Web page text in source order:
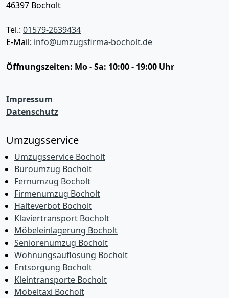
46397 Bocholt
Tel.: 01579-2639434
E-Mail: info@umzugsfirma-bocholt.de
Öffnungszeiten: Mo - Sa: 10:00 - 19:00 Uhr
Impressum
Datenschutz
Umzugsservice
Umzugsservice Bocholt
Büroumzug Bocholt
Fernumzug Bocholt
Firmenumzug Bocholt
Halteverbot Bocholt
Klaviertransport Bocholt
Möbeleinlagerung Bocholt
Seniorenumzug Bocholt
Wohnungsauflösung Bocholt
Entsorgung Bocholt
Kleintransporte Bocholt
Möbeltaxi Bocholt